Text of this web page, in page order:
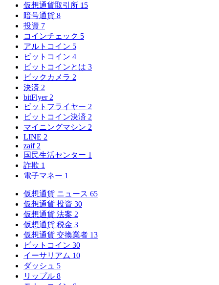
仮想通貨取引所 15
暗号通貨 8
投資 7
コインチェック 5
アルトコイン 5
ビットコイン 4
ビットコインとは 3
ビックカメラ 2
決済 2
bitFlyer 2
ビットフライヤー 2
ビットコイン決済 2
マイニングマシン 2
LINE 2
zaif 2
国民生活センター 1
詐欺 1
電子マネー 1
仮想通貨 ニュース 65
仮想通貨 投資 30
仮想通貨 法案 2
仮想通貨 税金 3
仮想通貨 交換業者 13
ビットコイン 30
イーサリアム 10
ダッシュ 5
リップル 8